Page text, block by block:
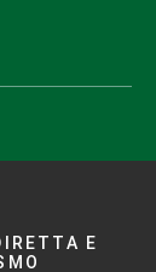
E